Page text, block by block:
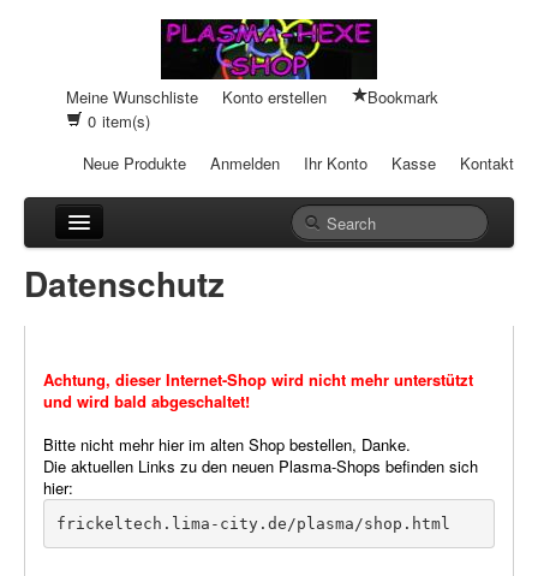
Meine Wunschliste Konto erstellen
Bookmark
0 item(s)
Neue Produkte
Anmelden Ihr Konto Kasse Kontakt
Duftsteine
Heilpads
Heilstifte
Plasma-Geräte
Datenschutz
Achtung, dieser Internet-Shop wird nicht mehr unterstützt
und wird bald abgeschaltet!
Bitte nicht mehr hier im alten Shop bestellen, Danke.
Die aktuellen Links zu den neuen Plasma-Shops befinden sich
hier:
frickeltech.lima-city.de/plasma/shop.html